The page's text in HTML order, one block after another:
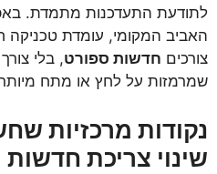
האביב המקומי, עומדת
צורכים חדשות ספורט, בלי
שמרמזות על לחץ או מתח
נקודות מרכזיות
שינוי צריכת